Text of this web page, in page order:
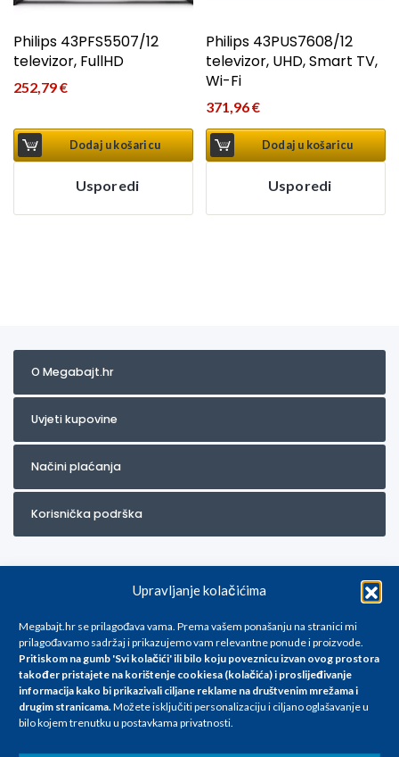
Upravljanje kolačićima
Megabajt.hr se prilagođava vama. Prema vašem ponašanju na stranici mi
prilagođavamo sadržaj i prikazujemo vam relevantne ponude i proizvode.
Pritiskom na gumb 'Svi kolačići' ili bilo koju poveznicu izvan ovog prostora
također pristajete na korištenje cookiesa (kolačića) i proslijeđivanje
informacija kako bi prikazivali ciljane reklame na društvenim mrežama i
drugim stranicama.Možete isključiti personalizaciju i ciljano oglašavanje u
bilo kojem trenutku u postavkama privatnosti.
Philips 43PFS5507/12
televizor, FullHD
252,79€
Dodaj u košaricu
Usporedi
Philips 43PUS7608/12
televizor, UHD, Smart TV,
Wi-Fi
371,96€
Dodaj u košaricu
Usporedi
O Megabajt.hr
Uvjeti kupovine
Načini plaćanja
Korisnička podrška
Za artikle kojih trenutno nema u ponudi obratite nam se na
info@megabajt.hr. Sve cijene su informativnog karaktera i podložne su
promjenama, a
iskazane su za avansno plaćanje(gotovina) u Eurima i uključuju PDV. Sve
se razlikovati od cijena u našim poslovnicama. Trudimo se dati što bolji